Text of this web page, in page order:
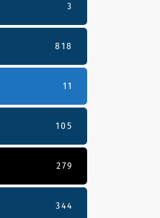
3
818
11
105
279
344